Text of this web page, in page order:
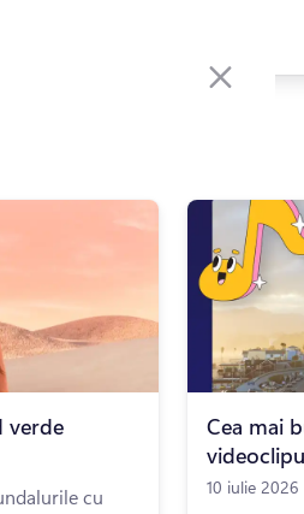
vă
verde
cu
Cea mai
10 iulie 2026